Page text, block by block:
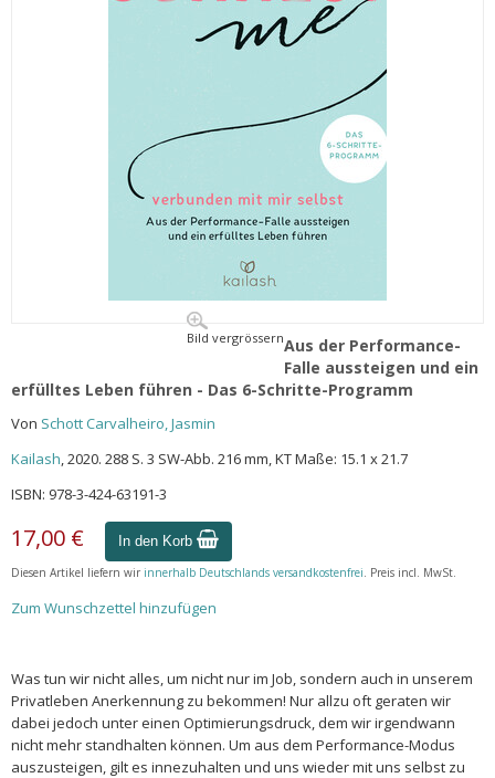
Bild vergrössernAus der Performance-
Falle aussteigen und ein
erfülltes Leben führen - Das 6-Schritte-Programm
Von Schott Carvalheiro, Jasmin
Kailash, 2020. 288 S. 3 SW-Abb. 216 mm, KT Maße: 15.1 x 21.7
ISBN: 978-3-424-63191-3
17,00 € In den Korb
Diesen Artikel liefern wir innerhalb Deutschlands versandkostenfrei. Preis incl. MwSt.
Zum Wunschzettel hinzufügen
Was tun wir nicht alles, um nicht nur im Job, sondern auch in unserem
Privatleben Anerkennung zu bekommen! Nur allzu oft geraten wir
dabei jedoch unter einen Optimierungsdruck, dem wir irgendwann
nicht mehr standhalten können. Um aus dem Performance-Modus
auszusteigen, gilt es innezuhalten und uns wieder mit uns selbst zu